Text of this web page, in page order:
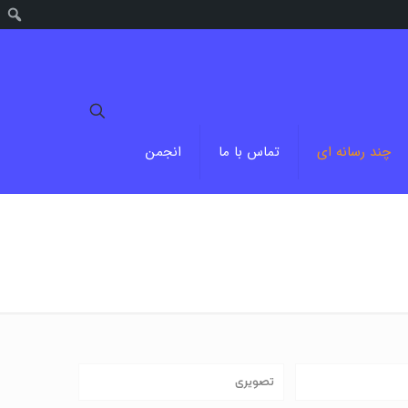
چند رسانه ای تماس با ما انجمن
تصویری